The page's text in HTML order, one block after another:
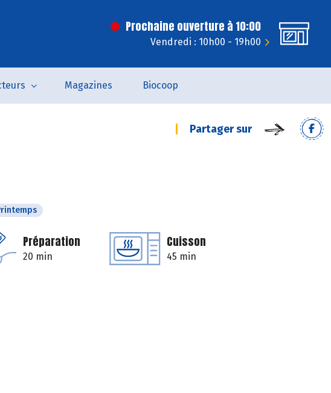
Prochaine ouverture à 10:00
Vendredi : 10h00 - 19h00
Magazines Biocoop
Partager sur
Préparation
20 min
Cuisson
45 min